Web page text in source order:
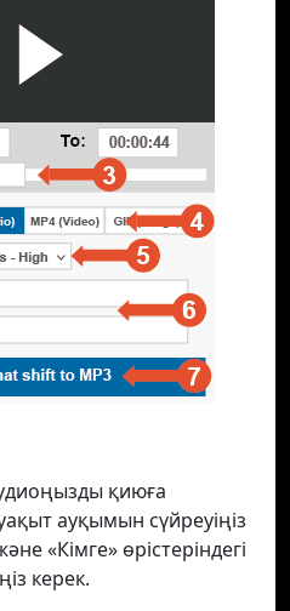
қиюға
ауқымын сүйреуіңіз
«Кімге» өрістеріндегі
керек.